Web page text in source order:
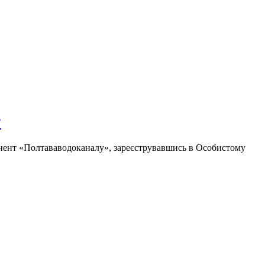
«Полтававодоканалу», зареєструвавшись в Особистому